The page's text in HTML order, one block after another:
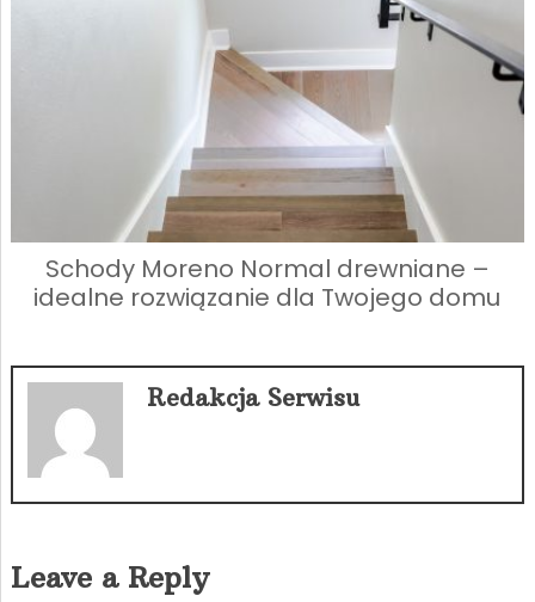
Schody Moreno Normal drewniane –
idealne rozwiązanie dla Twojego domu
Redakcja Serwisu
Leave a Reply